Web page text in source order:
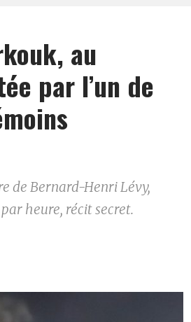
au
par l’un de
de Bernard-Henri Lévy,
heure, récit secret.